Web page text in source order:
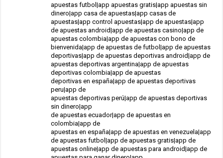
apuestas futbol|app apuestas gratis|app apuestas sin
dinero|app casa de apuestas|app casas de
apuestas|app control apuestas|app de apuestas|app
de apuestas android|app de apuestas casino|app de
apuestas colombia|app de apuestas con bono de
bienvenida|app de apuestas de futbol|app de apuestas
deportivas|app de apuestas deportivas android|app de
apuestas deportivas argentina|app de apuestas
deportivas colombia|app de apuestas
deportivas en españa|app de apuestas deportivas
peru|app de
apuestas deportivas perú|app de apuestas deportivas
sin dinero|app
de apuestas ecuador|app de apuestas en
colombia|app de
apuestas en españa|app de apuestas en venezuela|app
de apuestas futbol|app de apuestas gratis|app de
apuestas online|app de apuestas para android|app de